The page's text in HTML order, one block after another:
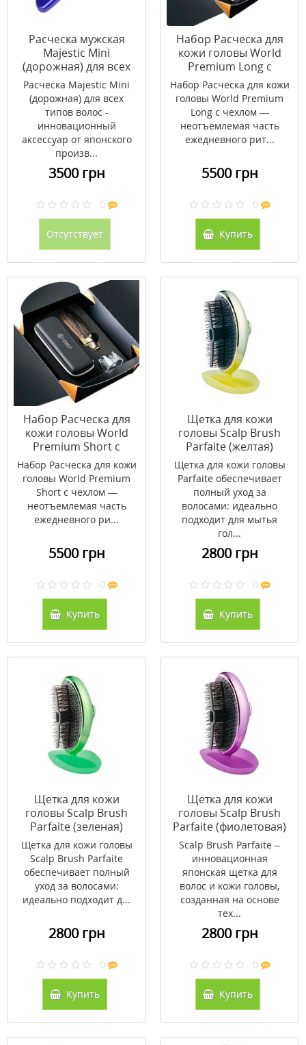
Расческа мужская
Majestic Mini
(дорожная) для всех
типов волос
Расческа Majestic Mini
(дорожная) для всех
типов волос -
инновационный
аксессуар от японского
произв...
3500 грн
0
Отсутствует
Набор Расческа для
кожи головы World
Premium Long с
чехлом (шампань
золото)
Набор Расческа для кожи
головы World Premium
Long с чехлом —
неотъемлемая часть
ежедневного рит...
5500 грн
0
Купить
Набор Расческа для
кожи головы World
Premium Short с
чехлом (золото
шампань)
Набор Расческа для кожи
головы World Premium
Short с чехлом —
неотъемлемая часть
ежедневного ри...
5500 грн
0
Купить
Щетка для кожи
головы Scalp Brush
Parfaite (желтая)
Щетка для кожи головы
Parfaite обеспечивает
полный уход за
волосами: идеально
подходит для мытья
гол...
2800 грн
0
Купить
Щетка для кожи
головы Scalp Brush
Parfaite (зеленая)
Щетка для кожи головы
Scalp Brush Parfaite
обеспечивает полный
уход за волосами:
идеально подходит д...
2800 грн
0
Купить
Щетка для кожи
головы Scalp Brush
Parfaite (фиолетовая)
Scalp Brush Parfaite –
инновационная
японская щетка для
волос и кожи головы,
созданная на основе
тех...
2800 грн
0
Купить